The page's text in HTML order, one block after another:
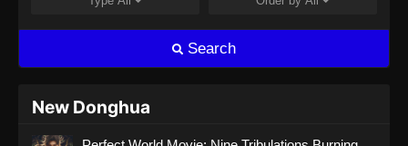
327 Subtitle Indonesia - Agustus 13, 2024
Search
New Donghua